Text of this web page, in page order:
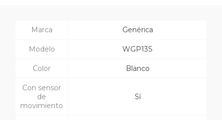
Marca Genérica
Modelo WGP13S
Color Blanco
Con sensor
de
movimiento
Sí